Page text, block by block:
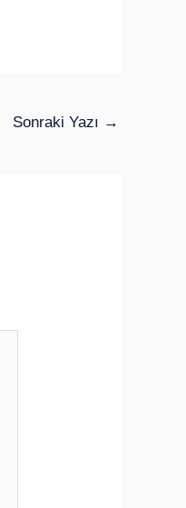
Sonraki Yazı →